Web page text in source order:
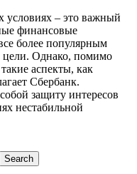
условиях – это важный
финансовые
более популярным
цели. Однако, помимо
аспекты, как
Сбербанк.
защиту интересов
нестабильной
Search